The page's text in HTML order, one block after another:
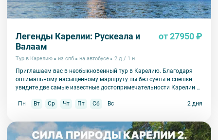
Легенды Карелии: Рускеала и
Валаам
от 27950 ₽
Тур в Карелию из спб на автобусе 2 д / 1 н
Приглашаем вас в необыкновенный тур в Карелию. Благодаря
оптимальному насыщенному маршруту вы без суеты и спешки
увидите две самые известные достопримечательности Карелии –
Пн
Вт Ср Чт Пт Сб Вс 2 дня